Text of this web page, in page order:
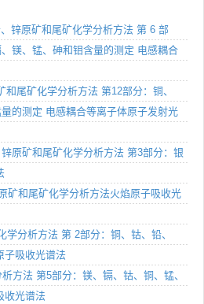
锌原矿和尾矿化学分析方法 第 6 部
镁、锰、砷和钼含量的测定 电感耦合
尾矿化学分析方法 第12部分：铜、
的测定 电感耦合等离子体原子发射光
原矿和尾矿化学分析方法 第3部分：银
矿和尾矿化学分析方法火焰原子吸收光
分析方法 第 2部分：铜、钴、铅、
子吸收光谱法
方法 第5部分：镁、镉、钴、铜、锰、
收光谱法